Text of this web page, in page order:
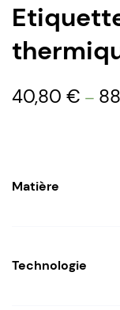
40,80 € –
Matière
Technologie